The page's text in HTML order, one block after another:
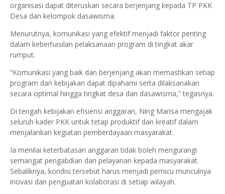
organisasi dapat diteruskan secara berjenjang kepada TP PKK
Desa dan kelompok dasawisma.
Menurutnya, komunikasi yang efektif menjadi faktor penting
dalam keberhasilan pelaksanaan program di tingkat akar
rumput.
“Komunikasi yang baik dan berjenjang akan memastikan setiap
program dan kebijakan dapat dipahami serta dilaksanakan
secara optimal hingga tingkat desa dan dasawisma,” tegasnya.
Di tengah kebijakan efisiensi anggaran, Ning Marisa mengajak
seluruh kader PKK untuk tetap produktif dan kreatif dalam
menjalankan kegiatan pemberdayaan masyarakat.
Ia menilai keterbatasan anggaran tidak boleh mengurangi
semangat pengabdian dan pelayanan kepada masyarakat.
Sebaliknya, kondisi tersebut harus menjadi pemicu munculnya
inovasi dan penguatan kolaborasi di setiap wilayah.